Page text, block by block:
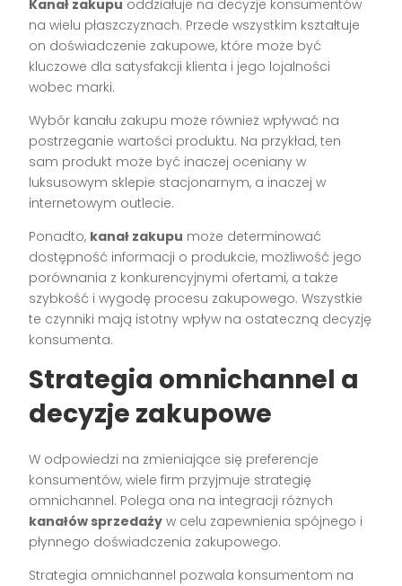
Kanał zakupu oddziałuje na decyzje konsumentów
na wielu płaszczyznach. Przede wszystkim kształtuje
on doświadczenie zakupowe, które może być
kluczowe dla satysfakcji klienta i jego lojalności
wobec marki.
Wybór kanału zakupu może również wpływać na
postrzeganie wartości produktu. Na przykład, ten
sam produkt może być inaczej oceniany w
luksusowym sklepie stacjonarnym, a inaczej w
internetowym outlecie.
Ponadto, kanał zakupu może determinować
dostępność informacji o produkcie, możliwość jego
porównania z konkurencyjnymi ofertami, a także
szybkość i wygodę procesu zakupowego. Wszystkie
te czynniki mają istotny wpływ na ostateczną decyzję
konsumenta.
Strategia omnichannel a
decyzje zakupowe
W odpowiedzi na zmieniające się preferencje
konsumentów, wiele firm przyjmuje strategię
omnichannel. Polega ona na integracji różnych
kanałów sprzedaży w celu zapewnienia spójnego i
płynnego doświadczenia zakupowego.
Strategia omnichannel pozwala konsumentom na